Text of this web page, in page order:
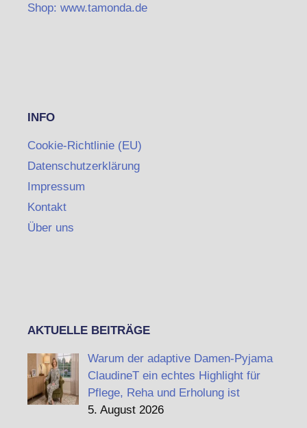
Shop: www.tamonda.de
INFO
Cookie-Richtlinie (EU)
Datenschutzerklärung
Impressum
Kontakt
Über uns
AKTUELLE BEITRÄGE
Warum der adaptive Damen-Pyjama
ClaudineT ein echtes Highlight für
Pflege, Reha und Erholung ist
5. August 2026